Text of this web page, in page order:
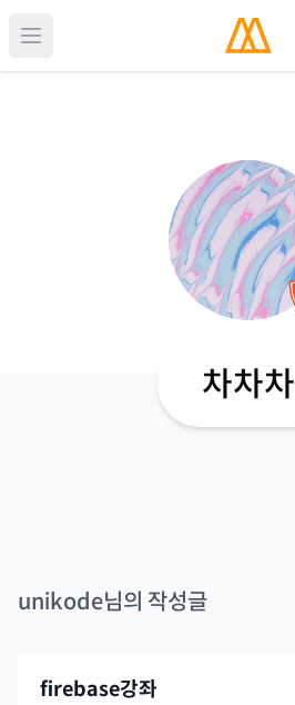
차차차
unikode님의 작성글
firebase강좌